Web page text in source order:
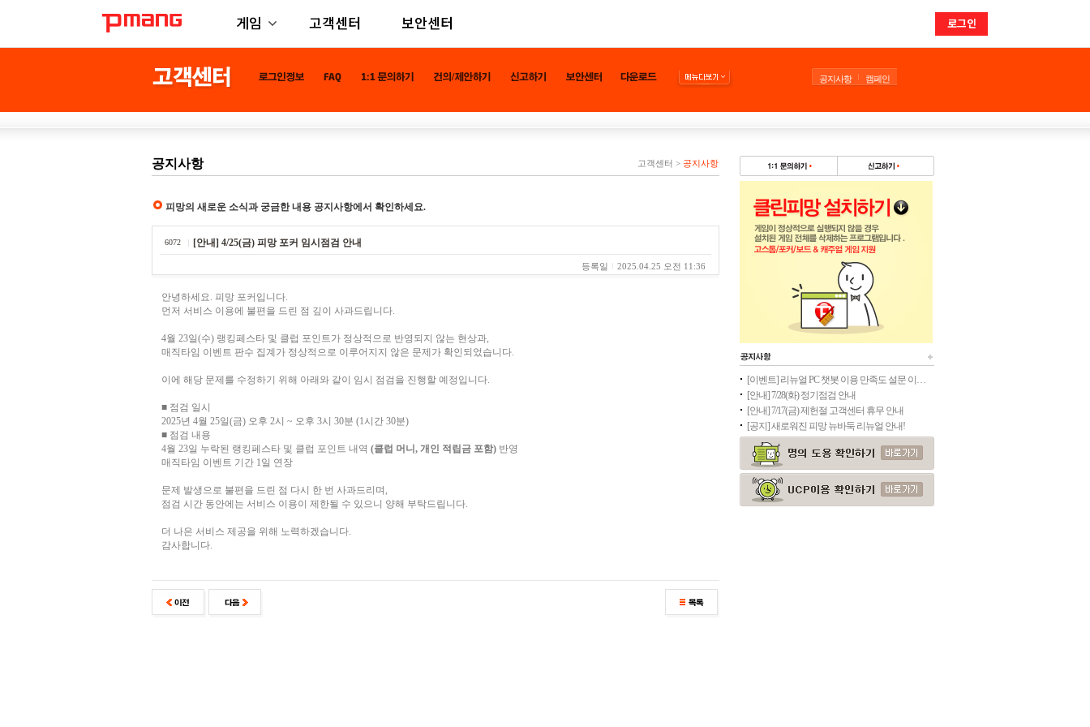
게임 고객센터 보안센터 로그인
공지사항 캠페인
공지사항 고객센터 > 공지사항
피망의 새로운 소식과 궁금한 내용 공지사항에서 확인하세요.
6072 [안내] 4/25(금) 피망 포커 임시점검 안내
등록일 2025.04.25 오전 11:36
안녕하세요. 피망 포커입니다.
먼저 서비스 이용에 불편을 드린 점 깊이 사과드립니다.
4월 23일(수) 랭킹페스타 및 클럽 포인트가 정상적으로 반영되지 않는 현상과,
매직타임 이벤트 판수 집계가 정상적으로 이루어지지 않은 문제가 확인되었습니다.
이에 해당 문제를 수정하기 위해 아래와 같이 임시 점검을 진행할 예정입니다.
■ 점검 일시
2025년 4월 25일(금) 오후 2시 ~ 오후 3시 30분 (1시간 30분)
■ 점검 내용
4월 23일 누락된 랭킹페스타 및 클럽 포인트 내역 (클럽 머니, 개인 적립금 포함) 반영
매직타임 이벤트 기간 1일 연장
문제 발생으로 불편을 드린 점 다시 한 번 사과드리며,
점검 시간 동안에는 서비스 이용이 제한될 수 있으니 양해 부탁드립니다.
더 나은 서비스 제공을 위해 노력하겠습니다.
감사합니다.
[이벤트] 리뉴얼 PC 챗봇 이용 만족도 설문 이벤트
[안내] 7/28(화) 정기점검 안내
[안내] 7/17(금) 제헌절 고객센터 휴무 안내
[공지] 새로워진 피망 뉴바둑 리뉴얼 안내!